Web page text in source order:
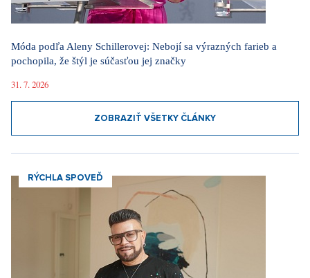
Móda podľa Aleny Schillerovej: Nebojí sa výrazných farieb a
pochopila, že štýl je súčasťou jej značky
31. 7. 2026
ZOBRAZIŤ VŠETKY ČLÁNKY
RÝCHLA SPOVEĎ